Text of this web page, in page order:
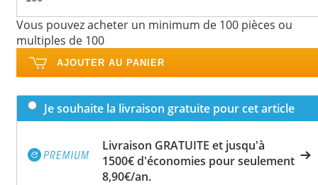
Vous pouvez acheter un minimum de 100 pièces ou
multiples de 100
AJOUTER AU PANIER
Je souhaite la livraison gratuite pour cet article
Livraison GRATUITE et jusqu'à
1500€ d'économies pour seulement
8,90€/an.